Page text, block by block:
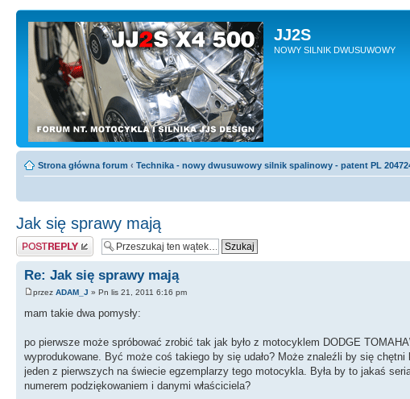
JJ2S
NOWY SILNIK DWUSUWOWY
Strona główna forum ‹ Technika - nowy dwusuwowy silnik spalinowy - patent PL
Jak się sprawy mają
Odpowiedz
Re: Jak się sprawy mają
przez ADAM_J » Pn lis 21, 2011 6:16 pm
mam takie dwa pomysły:
po pierwsze może spróbować zrobić tak jak było z motocyklem DODGE
wyprodukowane. Być może coś takiego by się udało? Może znaleźli by się
jeden z pierwszych na świecie egzemplarzy tego motocykla. Była by to jakaś
numerem podziękowaniem i danymi właściciela?